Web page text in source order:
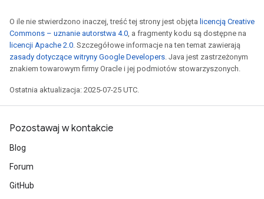
O ile nie stwierdzono inaczej, treść tej strony jest objęta licencją Creative
Commons – uznanie autorstwa 4.0, a fragmenty kodu są dostępne na
licencji Apache 2.0. Szczegółowe informacje na ten temat zawierają
zasady dotyczące witryny Google Developers. Java jest zastrzeżonym
znakiem towarowym firmy Oracle i jej podmiotów stowarzyszonych.
Ostatnia aktualizacja: 2025-07-25 UTC.
Pozostawaj w kontakcie
Blog
Forum
GitHub